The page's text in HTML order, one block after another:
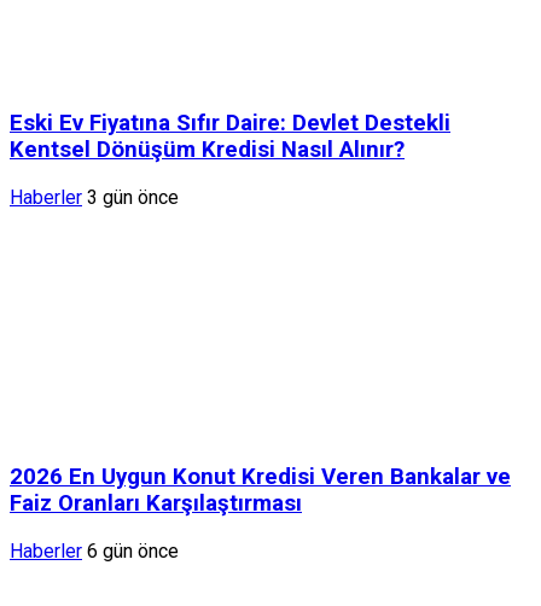
Eski Ev Fiyatına Sıfır Daire: Devlet Destekli
Kentsel Dönüşüm Kredisi Nasıl Alınır?
Haberler 3 gün önce
2026 En Uygun Konut Kredisi Veren Bankalar ve
Faiz Oranları Karşılaştırması
Haberler 6 gün önce